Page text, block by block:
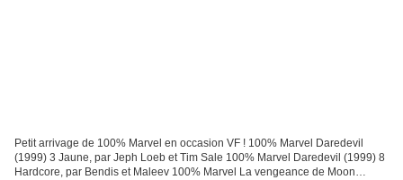
Petit arrivage de 100% Marvel en occasion VF ! 100% Marvel Daredevil
(1999) 3 Jaune, par Jeph Loeb et Tim Sale 100% Marvel Daredevil (1999) 8
Hardcore, par Bendis et Maleev 100% Marvel La vengeance de Moon